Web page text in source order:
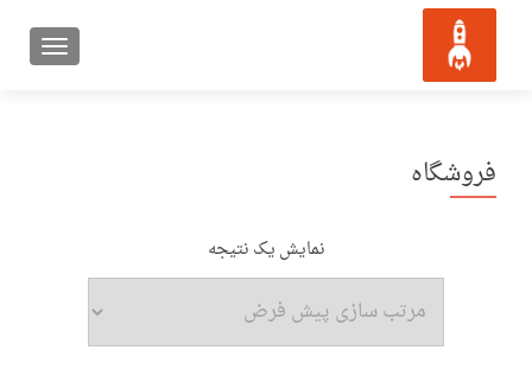
فروشگاه
نمایش یک نتیجه